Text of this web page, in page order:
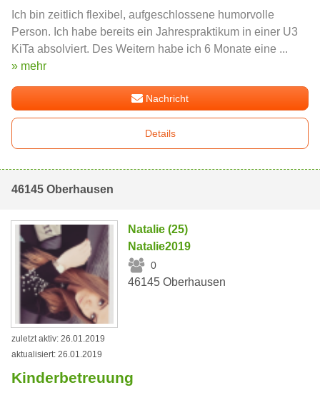
Ich bin zeitlich flexibel, aufgeschlossene humorvolle
Person. Ich habe bereits ein Jahrespraktikum in einer U3
KiTa absolviert. Des Weitern habe ich 6 Monate eine ...
» mehr
Nachricht
Details
46145 Oberhausen
Natalie (25)
Natalie2019
0
46145 Oberhausen
zuletzt aktiv: 26.01.2019
aktualisiert: 26.01.2019
Kinderbetreuung